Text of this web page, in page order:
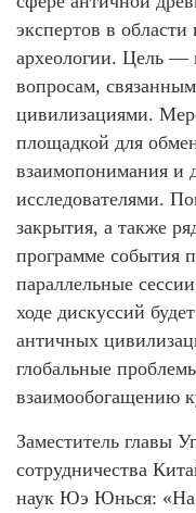
экспертов в
археологии. Цель —
вопросам,
цивилизациями.
площадкой для
взаимопонимания и
исследователями.
закрытия, а также
программе события
параллельные
ходе дискуссий
античных
глобальные
взаимообогащению
Заместитель главы
сотрудничества
наук Юэ Юнься: «На